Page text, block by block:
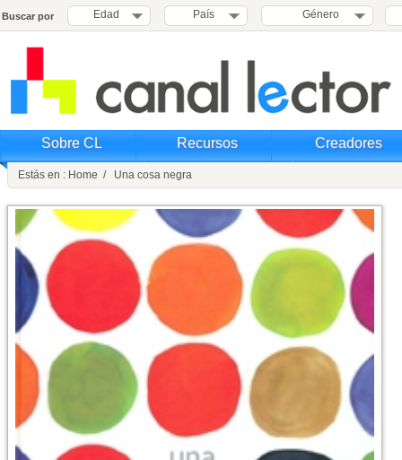
Buscar por Edad País Género
Sobre CL Recursos Creadores
Estás en : Home / Una cosa negra